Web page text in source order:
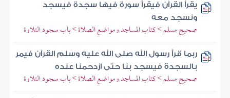
يقرأ القرآن فيقرأ سورة فيها سجدة فيسجد
ونسجد معه
صحيح مسلم > كتاب المساجد ومواضع الصلاة > باب سجود التلاوة
ربما قرأ رسول الله صلى الله عليه وسلم القرآن فيمر
بالسجدة فيسجد بنا حتى ازدحمنا عنده
صحيح مسلم > كتاب المساجد ومواضع الصلاة > باب سجود التلاوة